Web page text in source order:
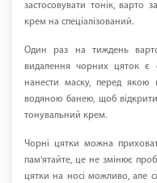
застосовувати тонік, варто
крем на спеціалізований.
Один раз на тиждень
видалення чорних цяток є
нанести маску, перед якою
водяною банею, щоб
тонувальний крем.
Чорні цятки можна
пам'ятайте, це не змінює
цятки на носі можливо, але